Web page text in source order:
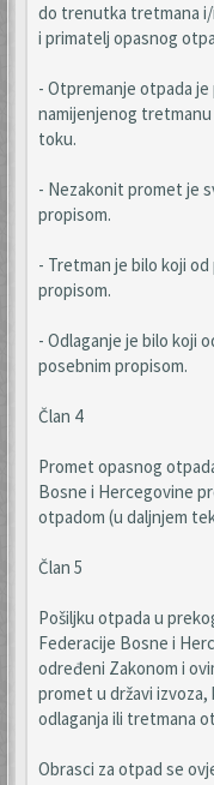
do trenutka tretmana i/
i primatelj opasnog
- Otpremanje otpada
namijenjenog tretmanu
toku.
- Nezakonit promet je
propisom.
- Tretman je bilo koji
propisom.
- Odlaganje je bilo koji
posebnim propisom.
Član 4
Promet opasnog
Bosne i Hercegovine
otpadom (u daljnjem
Član 5
Pošiljku otpada u
Federacije Bosne i
određeni Zakonom i
promet u državi
odlaganja ili tretmana
Obrasci za otpad se